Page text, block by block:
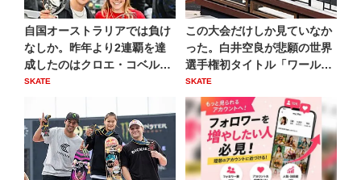
自国オーストラリアでは負け
なしか。昨年より2連覇を達
成したのはクロエ・コベル
「S...
SKATE
この大会だけしか見ていなか
った。白井空良が悲願の世界
選手権初タイトル「ワールド
ス...
SKATE